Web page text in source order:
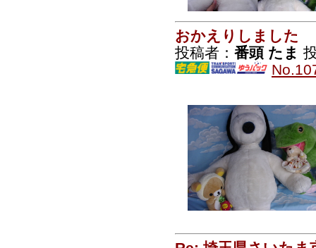
おかえりしました
投稿者： 番頭 たま